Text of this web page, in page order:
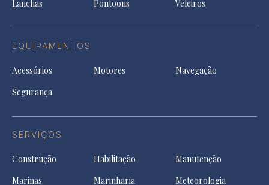
Lanchas
Pontoons Veleiros
EQUIPAMENTOS
Acessórios Motores
Navegação
Segurança
SERVIÇOS
Construção Habilitação
Manutenção
Marinas
Marinharia
Meteorologia